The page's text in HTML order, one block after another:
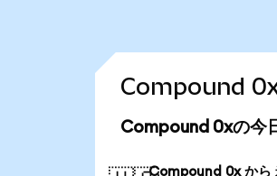
Compound 0x
Compound 0xの今
Compound 0x から